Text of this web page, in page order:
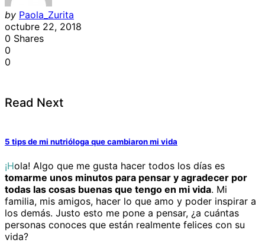
by Paola_Zurita
octubre 22, 2018
0 Shares
0
0
Read Next
5 tips de mi nutrióloga que cambiaron mi vida
¡Hola! Algo que me gusta hacer todos los días es
tomarme unos minutos para pensar y agradecer por
todas las cosas buenas que tengo en mi vida. Mi
familia, mis amigos, hacer lo que amo y poder inspirar a
los demás. Justo esto me pone a pensar, ¿a cuántas
personas conoces que están realmente felices con su
vida?